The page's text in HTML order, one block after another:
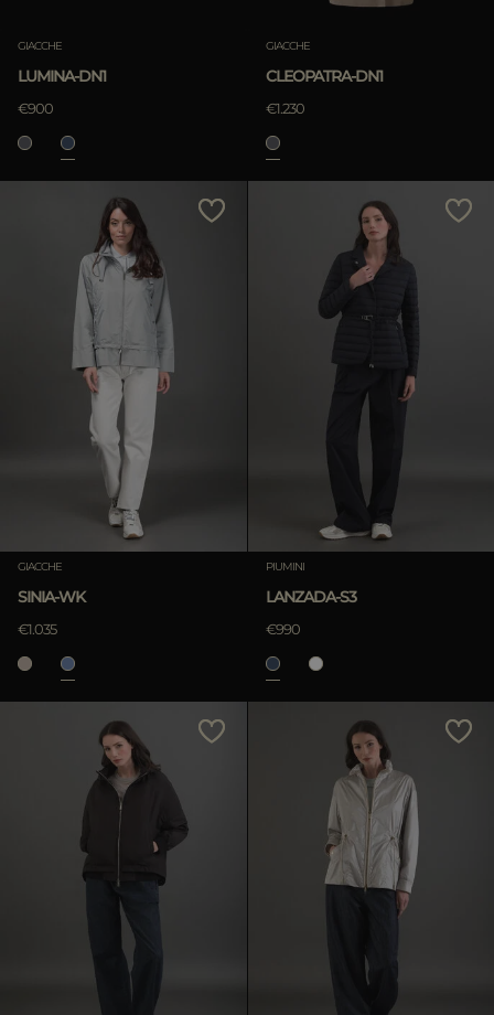
GIACCHE
LUMINA-DN1
€900
GIACCHE
CLEOPATRA-DN1
€1.230
GIACCHE
SINIA-WK
€1.035
PIUMINI
LANZADA-S3
€990